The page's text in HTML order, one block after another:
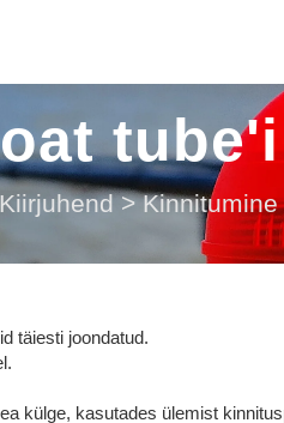
>
täiesti joondatud.
külge, kasutades ülemist